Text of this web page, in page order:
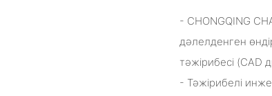
- CHONGQING
дәлелденген
тәжірибесі (CAD
- Тәжірибелі